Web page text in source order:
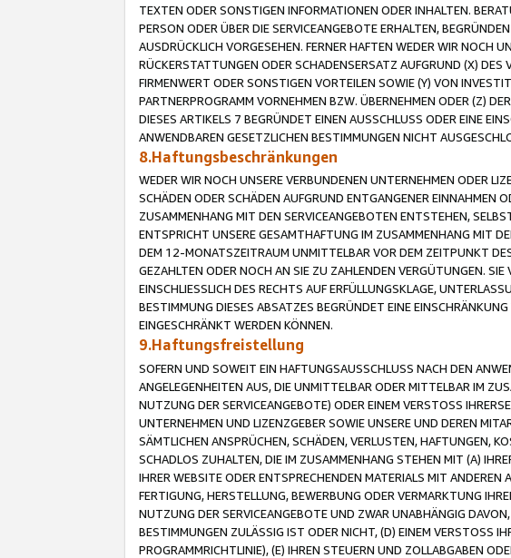
TEXTEN ODER SONSTIGEN INFORMATIONEN ODER INHALTEN.
PERSON ODER ÜBER DIE SERVICEANGEBOTE ERHALTEN,
AUSDRÜCKLICH VORGESEHEN. FERNER HAFTEN WEDER WIR NOCH
RÜCKERSTATTUNGEN ODER SCHADENSERSATZ AUFGRUND (X)
FIRMENWERT ODER SONSTIGEN VORTEILEN SOWIE (Y) VON
PARTNERPROGRAMM VORNEHMEN BZW. ÜBERNEHMEN ODER (Z)
DIESES ARTIKELS 7 BEGRÜNDET EINEN AUSSCHLUSS ODER EINE
ANWENDBAREN GESETZLICHEN BESTIMMUNGEN NICHT
8.Haftungsbeschränkungen
WEDER WIR NOCH UNSERE VERBUNDENEN UNTERNEHMEN ODER
SCHÄDEN ODER SCHÄDEN AUFGRUND ENTGANGENER EINNAHMEN
ZUSAMMENHANG MIT DEN SERVICEANGEBOTEN ENTSTEHEN,
ENTSPRICHT UNSERE GESAMTHAFTUNG IM ZUSAMMENHANG MIT
DEM 12-MONATSZEITRAUM UNMITTELBAR VOR DEM ZEITPUNKT
GEZAHLTEN ODER NOCH AN SIE ZU ZAHLENDEN VERGÜTUNGEN.
EINSCHLIESSLICH DES RECHTS AUF ERFÜLLUNGSKLAGE,
BESTIMMUNG DIESES ABSATZES BEGRÜNDET EINE
EINGESCHRÄNKT WERDEN KÖNNEN.
9.Haftungsfreistellung
SOFERN UND SOWEIT EIN HAFTUNGSAUSSCHLUSS NACH DEN
ANGELEGENHEITEN AUS, DIE UNMITTELBAR ODER MITTELBAR IM
NUTZUNG DER SERVICEANGEBOTE) ODER EINEM VERSTOSS
UNTERNEHMEN UND LIZENZGEBER SOWIE UNSERE UND DEREN
SÄMTLICHEN ANSPRÜCHEN, SCHÄDEN, VERLUSTEN, HAFTUNGEN,
SCHADLOS ZUHALTEN, DIE IM ZUSAMMENHANG STEHEN MIT (A)
IHRER WEBSITE ODER ENTSPRECHENDEN MATERIALS MIT
FERTIGUNG, HERSTELLUNG, BEWERBUNG ODER VERMARKTUNG
NUTZUNG DER SERVICEANGEBOTE UND ZWAR UNABHÄNGIG
BESTIMMUNGEN ZULÄSSIG IST ODER NICHT, (D) EINEM VERSTOSS
PROGRAMMRICHTLINIE), (E) IHREN STEUERN UND ZOLLABGABEN